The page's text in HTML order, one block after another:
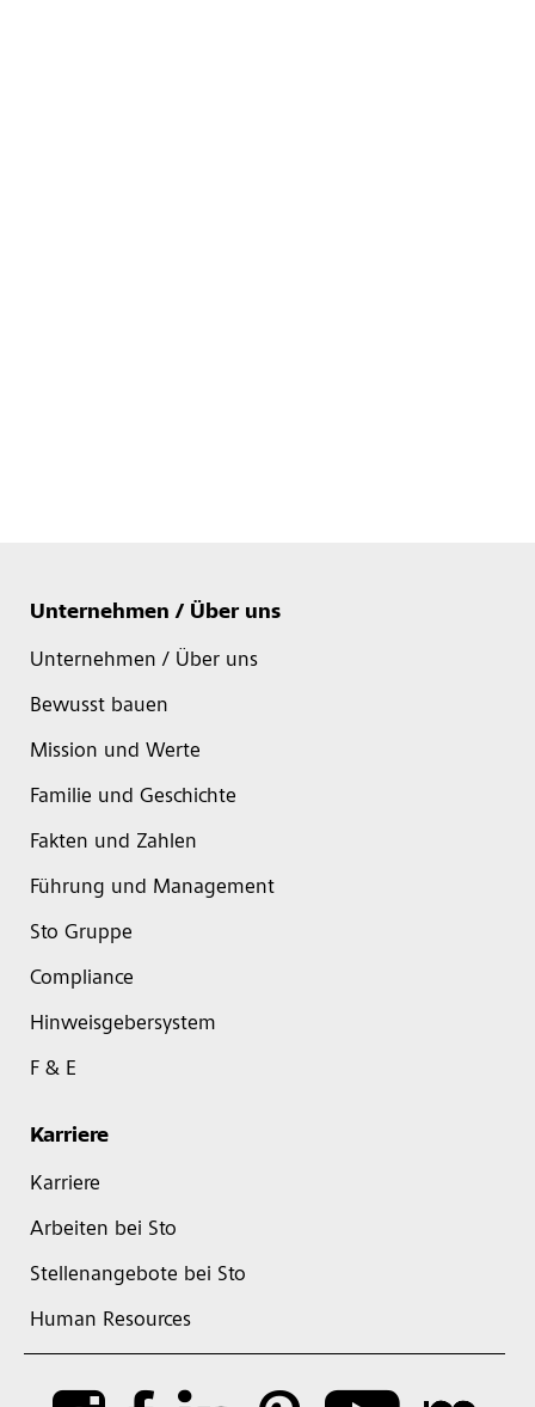
Unternehmen / Über uns
Unternehmen / Über uns
Bewusst bauen
Mission und Werte
Familie und Geschichte
Fakten und Zahlen
Führung und Management
Sto Gruppe
Compliance
Hinweisgebersystem
F & E
Karriere
Karriere
Arbeiten bei Sto
Stellenangebote bei Sto
Human Resources